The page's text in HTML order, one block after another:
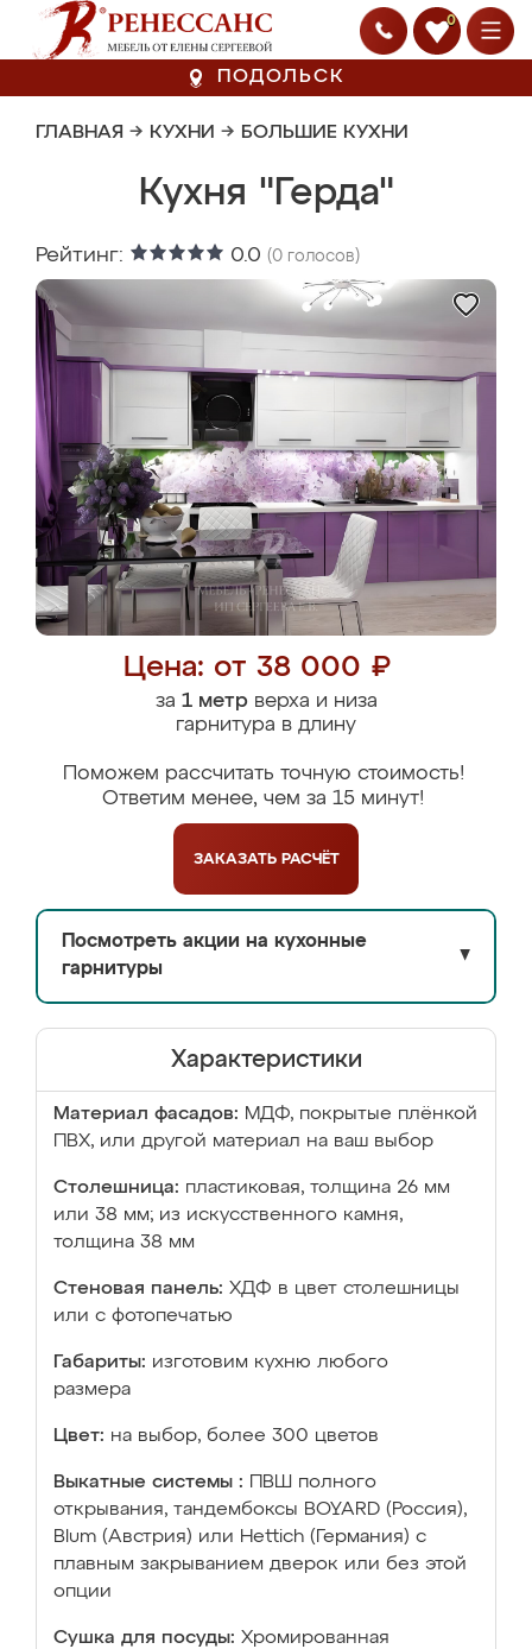
0
ПОДОЛЬСК
ГЛАВНАЯ → КУХНИ → БОЛЬШИЕ КУХНИ
Кухня "Герда"
Рейтинг: 0.0 (0 голосов)
Цена: от 38 000 ₽
за 1 метрверха и низа
гарнитура в длину
Поможем рассчитать точную стоимость!
Ответим менее, чем за 15 минут!
ЗАКАЗАТЬ РАСЧЁТ
Посмотреть акции на кухонные
гарнитуры
▼
Характеристики
Материал фасадов: МДФ, покрытые плёнкой
ПВХ, или другой материал на ваш выбор
Столешница: пластиковая, толщина 26 мм
или 38 мм; из искусственного камня,
толщина 38 мм
Стеновая панель: ХДФ в цвет столешницы
или с фотопечатью
Габариты: изготовим кухню любого
размера
Цвет: на выбор, более 300 цветов
Выкатные системы :
ПВШ полного
открывания, тандембоксы BOYARD (Россия),
Blum (Австрия) или Hettich (Германия) с
плавным закрыванием дверок или без этой
опции
Сушка для посуды: Хромированная